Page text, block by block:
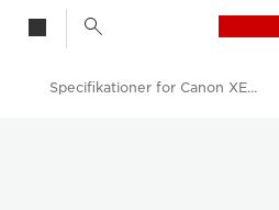
Specifikationer for Canon XEED 4K600STZ